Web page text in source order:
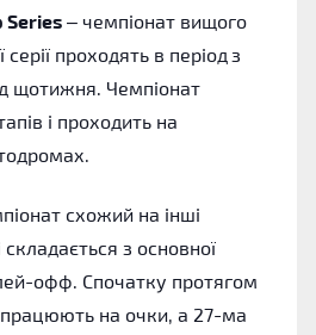
Series – чемпіонат вищого
серії проходять в період з
щотижня. Чемпіонат
і проходить на
схожий на інші
складається з основної
офф. Спочатку протягом
працюють на очки, а 27-ма